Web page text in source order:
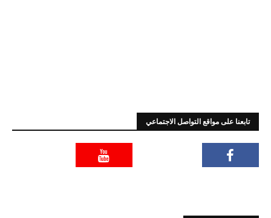
تابعنا على مواقع التواصل الاجتماعي